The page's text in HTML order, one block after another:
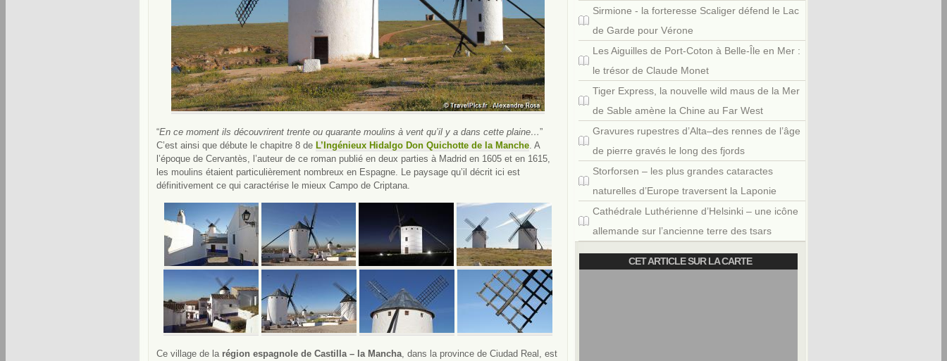
“En ce moment ils découvrirent trente ou quarante moulins à vent qu’il y a dans cette plaine…”
C’est ainsi que débute le chapitre 8 de L’Ingénieux Hidalgo Don Quichotte de la Manche. A
l’époque de Cervantès, l’auteur de ce roman publié en deux parties à Madrid en 1605 et en 1615,
les moulins étaient particulièrement nombreux en Espagne. Le paysage qu’il décrit ici est
définitivement ce qui caractérise le mieux Campo de Criptana.
Ce village de la région espagnole de Castilla – la Mancha, dans la province de Ciudad Real, est
Sirmione - la forteresse Scaliger défend le Lac
de Garde pour Vérone
Les Aiguilles de Port-Coton à Belle-Île en Mer :
le trésor de Claude Monet
Tiger Express, la nouvelle wild maus de la Mer
de Sable amène la Chine au Far West
Gravures rupestres d’Alta–des rennes de l’âge
de pierre gravés le long des fjords
Storforsen – les plus grandes cataractes
naturelles d’Europe traversent la Laponie
Cathédrale Luthérienne d’Helsinki – une icône
allemande sur l’ancienne terre des tsars
CET ARTICLE SUR LA CARTE